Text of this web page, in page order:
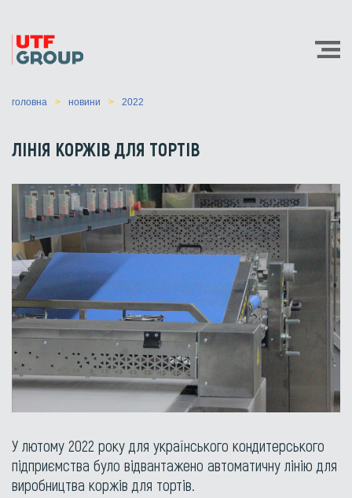
головна новини 2022
ЛІНІЯ КОРЖІВ ДЛЯ ТОРТІВ
У лютому 2022 року для українського кондитерського
підприємства було відвантажено автоматичну лінію для
виробництва коржів для тортів.